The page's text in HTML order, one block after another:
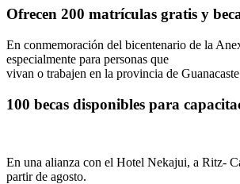
Ofrecen 200 matrículas gratis y
En conmemoración del bicentenario de la
especialmente para personas que
vivan o trabajen en la provincia de
100 becas disponibles para
En una alianza con el Hotel Nekajui, a Ritz-
partir de agosto.